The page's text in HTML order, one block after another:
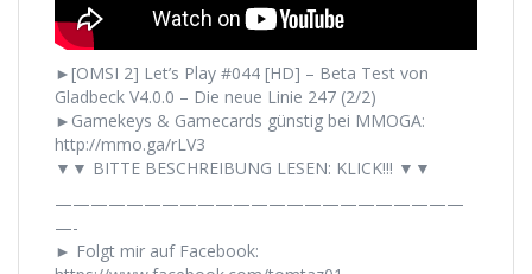
►[OMSI 2] Let’s Play #044 [HD] – Beta Test von
Gladbeck V4.0.0 – Die neue Linie 247 (2/2)
►Gamekeys & Gamecards günstig bei MMOGA:
http://mmo.ga/rLV3
▼▼ BITTE BESCHREIBUNG LESEN: KLICK!!! ▼▼
———————————————————————
—-
► Folgt mir auf Facebook: